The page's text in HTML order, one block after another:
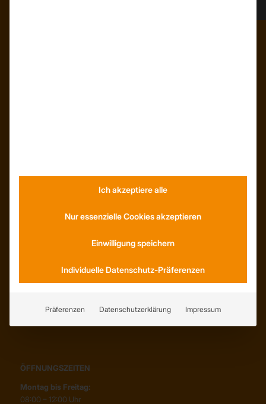
Wiederrufsrecht
ÖFFNUNGSZEITEN
Montag bis Freitag:
08:00 – 12:00 Uhr
Ich akzeptiere alle
Nur essenzielle Cookies akzeptieren
Einwilligung speichern
Individuelle Datenschutz-Präferenzen
Präferenzen Datenschutzerklärung Impressum